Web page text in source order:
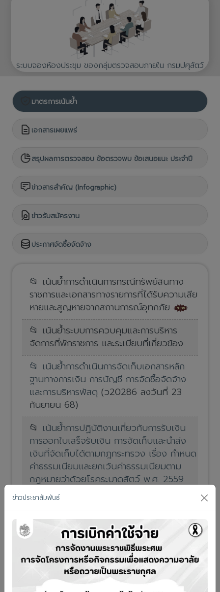
ข่าวประชาสัมพันธ์
ระบบจองห้องประชุม ของกลุ่มตรวจสอบภายใน กรมปศุสัตว์
มาตรการเน้นย้ำ
เอกสารเผยแพร่
สรุปผลการตรวจสอบ ข้อตรวจพบ ข้อเสนอแนะ ประจำปี
ข่าวสารสำคัญ (Infographic)
ข่าวรับสมัครงาน
ประกาศจัดซื้อจัดจ้าง
📂 เน้นย้ำการดำเนินการกรณีทรัพย์สินทาง
ราชการและเอกสารทางรายการที่ได้รับความเสีย
หายและสูญหายจากสถานการณ์อุทกภัย
📂 เน้นย้ำระบบการควบคุมและการบริหาร
จัดการที่พักราชการ และระเบียบที่เกี่ยวข้อง
📂 เน้นย้ำการดำเนินการจัดเก็บเอกสารหลัก
ฐานทางการเงิน การบัญชี การจัดซื้อจัดจ้าง
และการบริหารพัสดุ (ว20286 ลงวันที่ 23
กันยายน 68)
📂 เน้นย้ำการปฏิบัติงานเกี่ยวกับการรับเงิน
การออกใบเสร็จรับเงิน การจัดเก็บและนำส่ง
เงินที่จัดเก็บได้ตามกฎกระทรวง เรื่อง กำหนด
ค่าธรรมเนียมและยกเว้นค่าธรรมเนียมตาม
กฎหมายว่าด้วยโรคระบาดสัตว์ พ.ศ. 2559
และ (ฉบับที่ 2) พ.ศ. 2564
📂
เน้นย้ำการปฎิบัติงาน เกี่ยวกับ การควบคุม
การใช้รถราชการและน้ำมันเชื้อเพลิง และการ
เบิกค่าใช้จ่ายในการเดินทางไป
ราชการ(ว17529 ลงวันที่ 6 กันยายน 66)